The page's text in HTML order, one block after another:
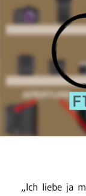
„Ich liebe ja